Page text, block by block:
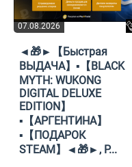
07.08.2026
◄🎁►【Быстрая
ВЫДАЧА】▪️【BLACK
MYTH: WUKONG
DIGITAL DELUXE
EDITION】
▪️【АРГЕНТИНА】
▪️【ПОДАРОК
STEAM】◄🎁►, P...